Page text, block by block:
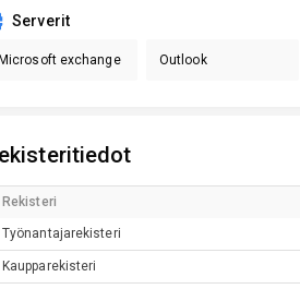
Serverit
exchange Outlook
Rekisteri
Työnantajarekisteri
Kaupparekisteri